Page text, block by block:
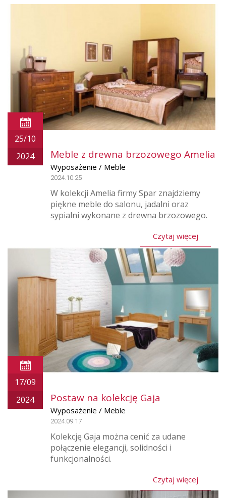
25/10
2024
Meble z drewna brzozowego Amelia
Wyposażenie / Meble
2024.10.25
W kolekcji Amelia firmy Spar znajdziemy
piękne meble do salonu, jadalni oraz
sypialni wykonane z drewna brzozowego.
Czytaj więcej
17/09
2024
Postaw na kolekcję Gaja
Wyposażenie / Meble
2024.09.17
Kolekcję Gaja można cenić za udane
połączenie elegancji, solidności i
funkcjonalności.
Czytaj więcej